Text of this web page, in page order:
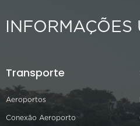
INFORMAÇÕES
Transporte
Aeroportos
Conexão Aeroporto